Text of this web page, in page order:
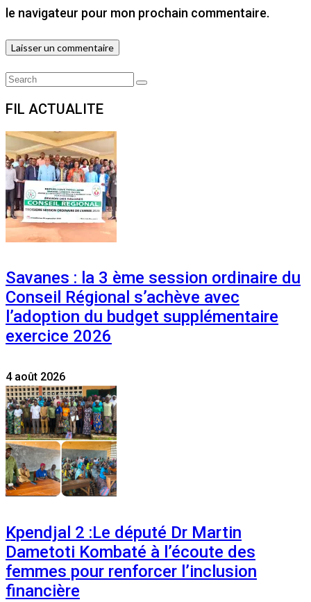
le navigateur pour mon prochain commentaire.
Search
Search
FIL ACTUALITE
Savanes : la 3 ème session ordinaire du
Conseil Régional s’achève avec
l’adoption du budget supplémentaire
exercice 2026
4 août 2026
Kpendjal 2 :Le député Dr Martin
Dametoti Kombaté à l’écoute des
femmes pour renforcer l’inclusion
financière